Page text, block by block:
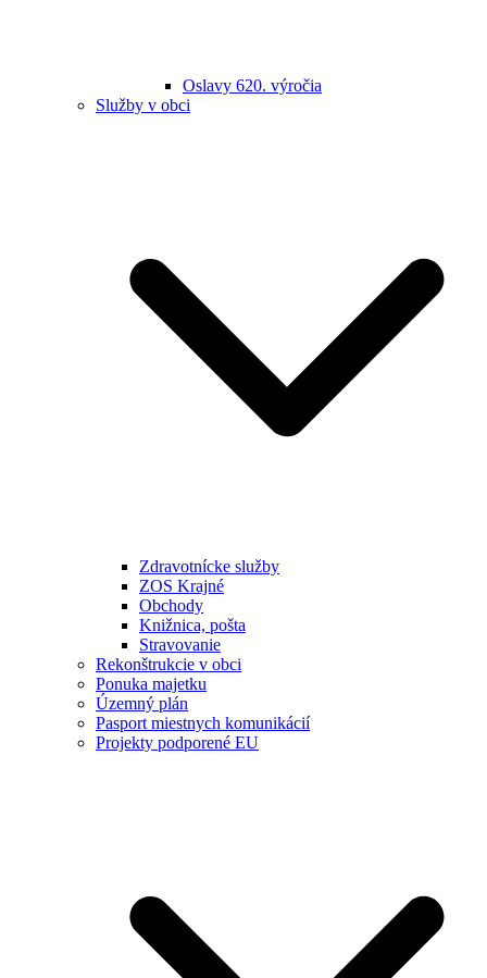
Oslavy 620. výročia
Služby v obci
Zdravotnícke služby
ZOS Krajné
Obchody
Knižnica, pošta
Stravovanie
Rekonštrukcie v obci
Ponuka majetku
Územný plán
Pasport miestnych komunikácií
Projekty podporené EU